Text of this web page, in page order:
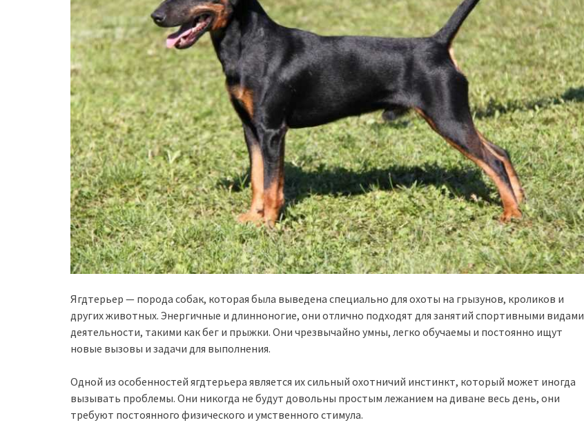
Ягдтерьер — порода собак, которая была выведена специально для охоты на грызунов, кроликов и
других животных. Энергичные и длинноногие, они отлично подходят для занятий спортивными видами
деятельности, такими как бег и прыжки. Они чрезвычайно умны, легко обучаемы и постоянно ищут
новые вызовы и задачи для выполнения.
Одной из особенностей ягдтерьера является их сильный охотничий инстинкт, который может иногда
вызывать проблемы. Они никогда не будут довольны простым лежанием на диване весь день, они
требуют постоянного физического и умственного стимула.